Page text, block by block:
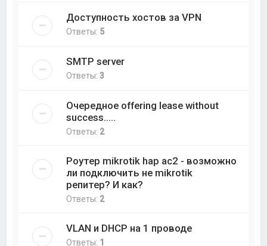
Доступность хостов за VPN
Ответы: 5
SMTP server
Ответы:3
Очередное offering lease without
success.....
Ответы: 2
Роутер mikrotik hap ac2 - возможно
ли подключить не mikrotik
репитер? И как?
Ответы: 2
VLAN и DHCP на 1 проводе
Ответы: 1